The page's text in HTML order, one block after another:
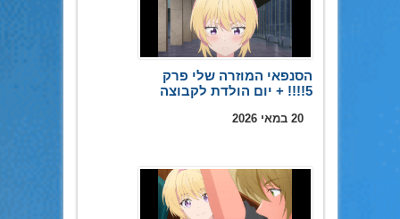
הסנפאי המוזרה שלי פרק
5!!!! + יום הולדת לקבוצה
20 במאי 2026